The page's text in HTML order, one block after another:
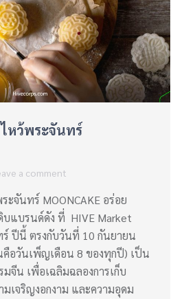
หว้พระจันทร์
a comment
จันทร์ MOONCAKE อร่อย
บแบรนด์ดัง ที่ HIVE Market
ร์ ปีนี้ ตรงกับวันที่ 10 กันยายน
อวันเพ็ญเดือน 8 ของทุกปี) เป็น
จีน เพื่อเฉลิมฉลองการเก็บ
เจริญงอกงาม และความอุดม